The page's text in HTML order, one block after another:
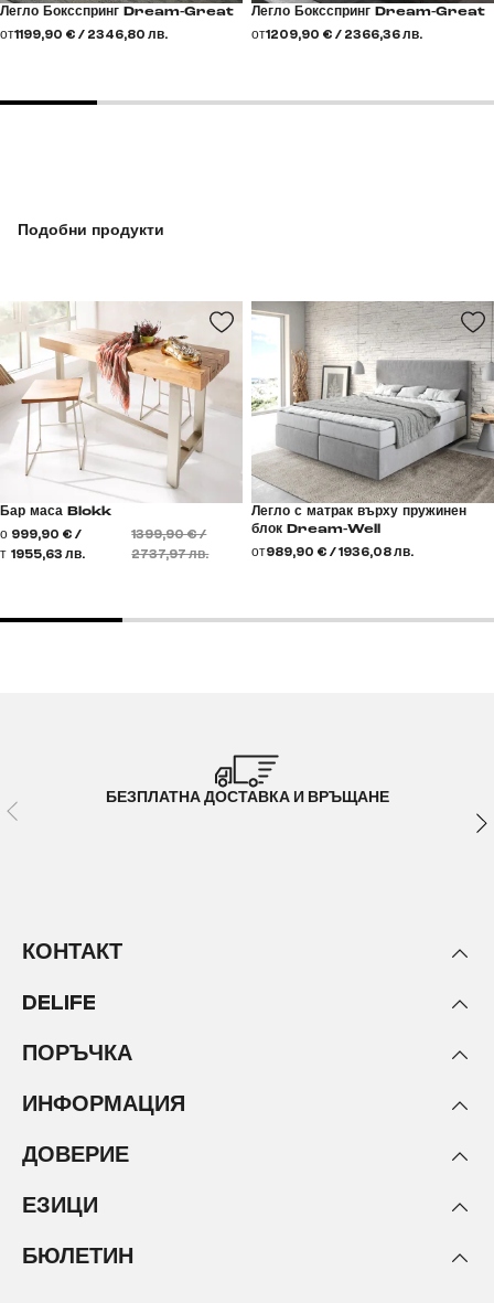
Подобни продукти
Бар маса Blokk
о
т
999,90 € /
1955,63 лв.
1399,90 € /
2737,97 лв.
Легло с матрак върху пружинен
блок Dream-Well
от989,90 € / 1936,08 лв.
Легло Боксспринг Dream-Great
от1199,90 € / 2346,80 лв.
Легло Боксспринг Dream-Great
от1209,90 € / 2366,36 лв.
БЕЗПЛАТНА ДОСТАВКА И ВРЪЩАНЕ
КОНТАКТ
DELIFE
ПОРЪЧКА
ИНФОРМАЦИЯ
ДОВЕРИЕ
ЕЗИЦИ
БЮЛЕТИН